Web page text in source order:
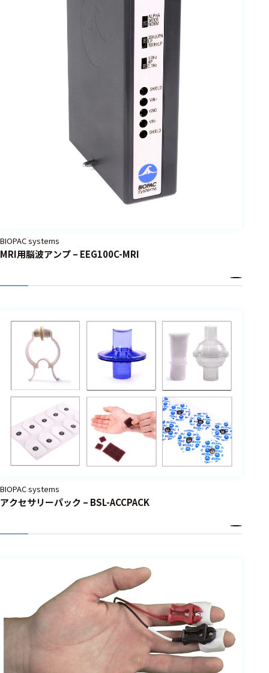
BIOPAC systems
MRI用脳波アンプ – EEG100C-MRI
BIOPAC systems
アクセサリーパック – BSL-ACCPACK